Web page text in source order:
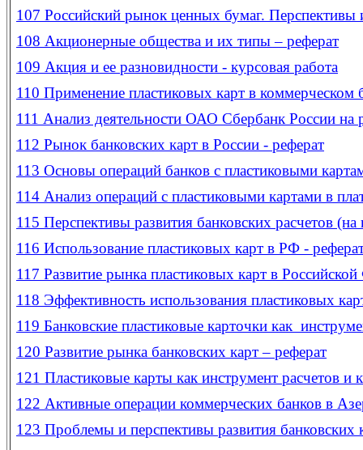
107 Российский рынок ценных бумаг. Перспективы
108 Акционерные общества и их типы – реферат
109 Акция и ее разновидности - курсовая работа
110 Применение пластиковых карт в коммерческом
111 Анализ деятельности ОАО Сбербанк России на
112 Рынок банковских карт в России - реферат
113 Основы операций банков с пластиковыми
114 Анализ операций с пластиковыми картами в
115 Перспективы развития банковских расчетов
116 Использование пластиковых карт в РФ -
117 Развитие рынка пластиковых карт в
118 Эффективность использования пластиковых
119 Банковские пластиковые карточки как
120 Развитие рынка банковских карт – реферат
121 Пластиковые карты как инструмент расчетов и
122 Активные операции коммерческих банков в
123 Проблемы и перспективы развития банковских